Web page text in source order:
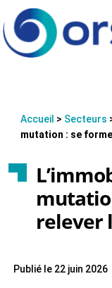
Accueil > Secteurs
mutation : se
relever
Publié le 22 juin 2026